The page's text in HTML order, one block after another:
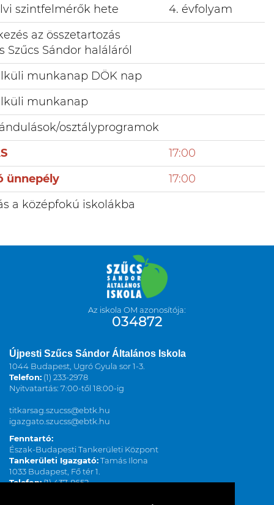
szintfelmérők hete
4. évfolyam
az összetartozás
Szűcs Sándor haláláról
munkanap DÖK nap
munkanap
osztályprogramok
17:00
ünnepély
17:00
a középfokú iskolákba
Az iskola OM azonosítója:
034872
Újpesti Szűcs Sándor Általános Iskola
1044 Budapest, Ugró Gyula sor 1-3.
Telefon: (1) 233-2978
Nyitvatartás: 7:00-től 18:00-ig
titkarsag.szucss@ebtk.hu
igazgato.szucss@ebtk.hu
Fenntartó:
Észak-Budapesti Tankerületi Központ
Tankerületi Igazgató:Tamás Ilona
1033 Budapest, Fő tér 1.
Telefon:(1) 437-8652